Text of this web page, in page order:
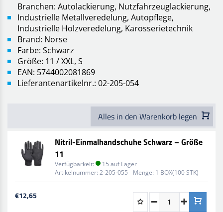
Branchen: Autolackierung, Nutzfahrzeuglackierung,
Industrielle Metallveredelung, Autopflege,
Industrielle Holzveredelung, Karosserietechnik
Brand: Norse
Farbe: Schwarz
Größe: 11 / XXL, S
EAN: 5744002081869
Lieferantenartikelnr.: 02-205-054
Alles in den Warenkorb legen
Nitril-Einmalhandschuhe Schwarz – Größe
11
Verfügbarkeit:
15 auf Lager
Artikelnummer: 2-205-055 Menge: 1 BOX(100 STK)
€12,65